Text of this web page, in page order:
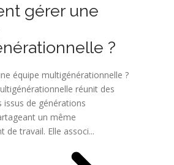
gérer une
?
équipe multigénérationnelle ?
réunit des
issus de générations
un même
de travail. Elle associ...